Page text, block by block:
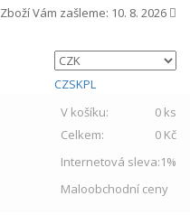
Zboží Vám zašleme: 10. 8. 2026
CZSKPL
V košíku:
0 ks
Celkem:
0 Kč
Internetová sleva:1%
Maloobchodní ceny